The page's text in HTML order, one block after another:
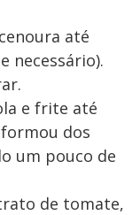
até
necessário).
e frite até
dos
um pouco de
de tomate,